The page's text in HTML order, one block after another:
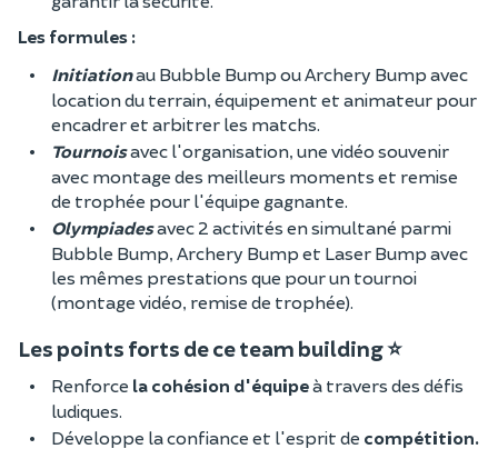
Les formules :
Initiationau Bubble Bump ou Archery Bump avec
location du terrain, équipement et animateur pour
encadrer et arbitrer les matchs.
Tournoisavec l'organisation, une vidéo souvenir
avec montage des meilleurs moments et remise
de trophée pour l'équipe gagnante.
Olympiadesavec 2 activités en simultané parmi
Bubble Bump, Archery Bump et Laser Bump avec
les mêmes prestations que pour un tournoi
(montage vidéo, remise de trophée).
Les points forts de ce team building ⭐
Renforce la cohésion d'équipeà travers des défis
ludiques.
Développe la confiance et l'esprit de compétition.